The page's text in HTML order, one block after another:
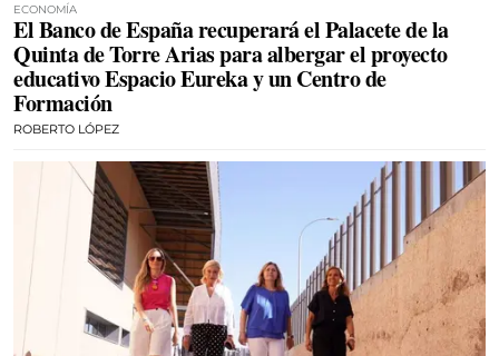
ECONOMÍA
El Banco de España recuperará el Palacete de la
Quinta de Torre Arias para albergar el proyecto
educativo Espacio Eureka y un Centro de
Formación
ROBERTO LÓPEZ